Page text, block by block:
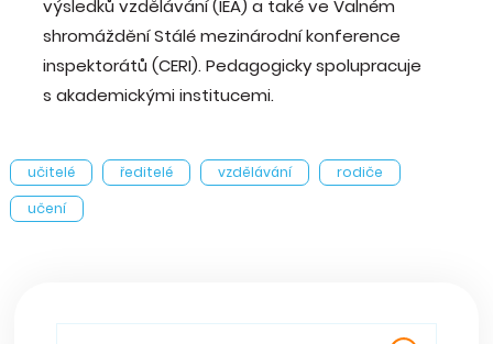
výsledků vzdělávání (IEA) a také ve Valném
shromáždění Stálé mezinárodní konference
inspektorátů (CERI). Pedagogicky spolupracuje
s akademickými institucemi.
učitelé ředitelé vzdělávání
rodiče
učení